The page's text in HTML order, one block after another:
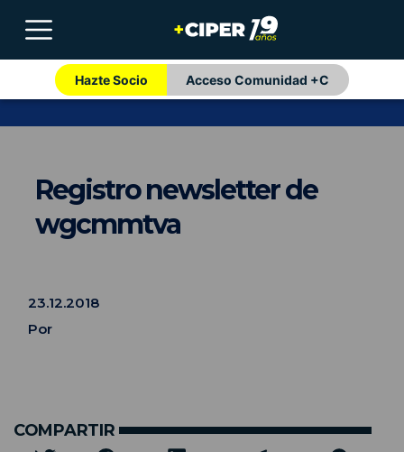
Hazte Socio Acceso Comunidad +C
Registro newsletter de
wgcmmtva
23.12.2018
Por
COMPARTIR